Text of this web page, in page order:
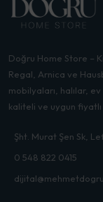
Doğru Home Store –
Regal, Arnica ve
mobilyaları, halılar,
kaliteli ve uygun
Şht. Murat Şen Sk,
0 548 822 0415